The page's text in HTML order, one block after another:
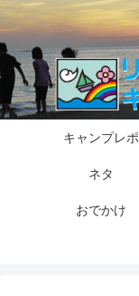
キャンプレポ
ネタ
おでかけ